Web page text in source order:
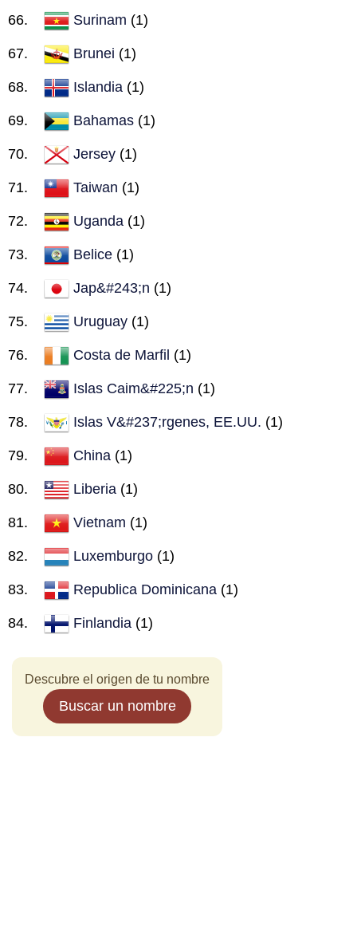
Surinam (1)
Brunei (1)
Islandia (1)
Bahamas (1)
Jersey (1)
Taiwan (1)
Uganda (1)
Belice (1)
Jap&#243;n (1)
Uruguay (1)
Costa de Marfil (1)
Islas Caim&#225;n (1)
Islas V&#237;rgenes, EE.UU. (1)
China (1)
Liberia (1)
Vietnam (1)
Luxemburgo (1)
Republica Dominicana (1)
Finlandia (1)
Descubre el origen de tu nombre
Buscar un nombre